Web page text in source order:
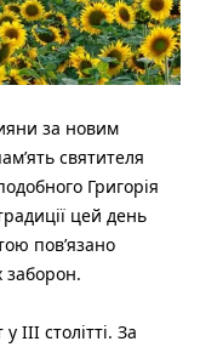
за новим
святителя
Григорія
цей день
пов’язано
заборон.
III столітті. За